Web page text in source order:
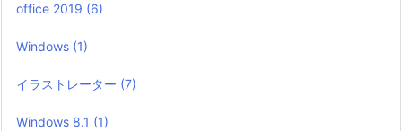
office 2019 (6)
Windows (1)
イラストレーター (7)
Windows 8.1 (1)